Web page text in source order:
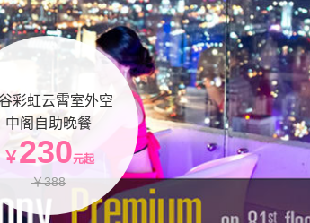
彩虹云霄室外空
中阁自助晚餐
￥230元起
￥388